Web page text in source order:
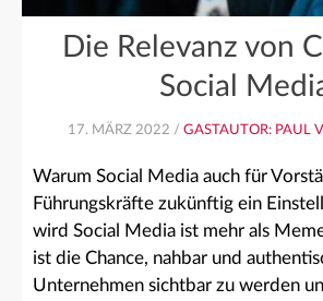
Die Relevanz von
Social
17. MÄRZ 2022 / GASTAUTOR: PAUL
Warum Social Media auch für
Führungskräfte zukünftig ein
wird Social Media ist mehr als
ist die Chance, nahbar und
Unternehmen sichtbar zu werden